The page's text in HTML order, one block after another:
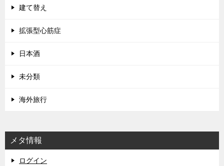
建て替え
拡張型心筋症
日本酒
未分類
海外旅行
メタ情報
ログイン